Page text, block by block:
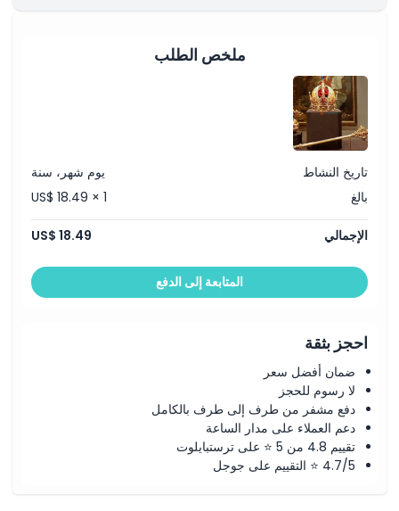
ملخص الطلب
تاريخ النشاط
يوم شهر، سنة
بالغ
US$ 18.49 × 1
الإجمالي US$ 18.49
المتابعة إلى الدفع
احجز بثقة
ضمان أفضل سعر
لا رسوم للحجز
دفع مشفر من طرف إلى طرف بالكامل
دعم العملاء على مدار الساعة
تقييم 4.8 من 5 ⭐ على ترستبايلوت
4.7/5 ⭐ التقييم على جوجل